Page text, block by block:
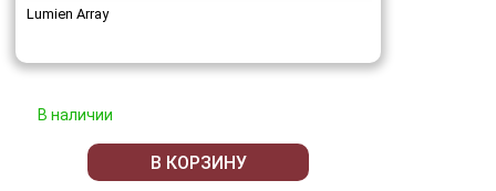
Lumien Array
В наличии
В КОРЗИНУ